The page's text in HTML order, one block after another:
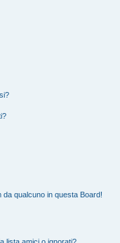
qualcuno in questa Board!